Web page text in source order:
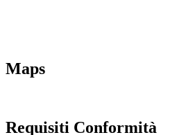
Maps
Requisiti Conformità